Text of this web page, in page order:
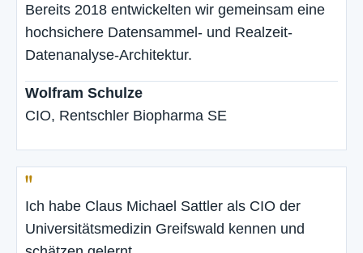
Bereits 2018 entwickelten wir gemeinsam eine
hochsichere Datensammel- und Realzeit-
Datenanalyse-Architektur.
Wolfram Schulze
CIO, Rentschler Biopharma SE
"
Ich habe Claus Michael Sattler als CIO der
Universitätsmedizin Greifswald kennen und